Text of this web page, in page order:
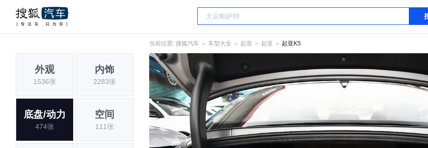
当前位置: 搜狐汽车 ＞ 车型大全 ＞ 起亚 ＞ 起亚 ＞ 起亚K5
外观
1536张
内饰
2283张
底盘/动力
474张
空间
111张